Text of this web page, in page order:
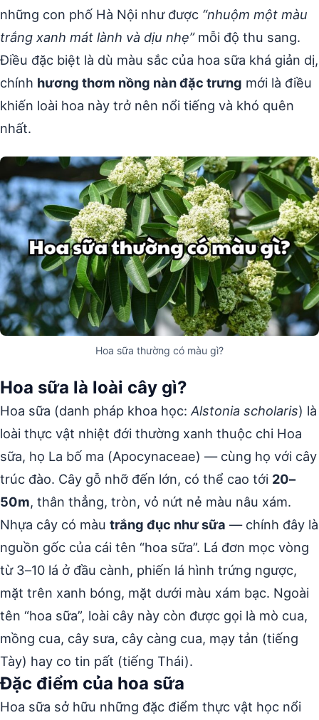
những con phố Hà Nội như được “nhuộm một màu
trắng xanh mát lành và dịu nhẹ”mỗi độ thu sang.
Điều đặc biệt là dù màu sắc của hoa sữa khá giản dị,
chính hương thơm nồng nàn đặc trưng mới là điều
khiến loài hoa này trở nên nổi tiếng và khó quên
nhất.
Hoa sữa thường có màu gì?
Hoa sữa là loài cây gì?
Hoa sữa (danh pháp khoa học: Alstonia scholaris) là
loài thực vật nhiệt đới thường xanh thuộc chi Hoa
sữa, họ La bố ma (Apocynaceae) — cùng họ với cây
trúc đào. Cây gỗ nhỡ đến lớn, có thể cao tới 20–
50m, thân thẳng, tròn, vỏ nứt nẻ màu nâu xám.
Nhựa cây có màu trắng đục như sữa — chính đây là
nguồn gốc của cái tên “hoa sữa”. Lá đơn mọc vòng
từ 3–10 lá ở đầu cành, phiến lá hình trứng ngược,
mặt trên xanh bóng, mặt dưới màu xám bạc. Ngoài
tên “hoa sữa”, loài cây này còn được gọi là mò cua,
mồng cua, cây sưa, cây càng cua, mạy tản (tiếng
Tày) hay co tin pất (tiếng Thái).
Đặc điểm của hoa sữa
Hoa sữa sở hữu những đặc điểm thực vật học nổi